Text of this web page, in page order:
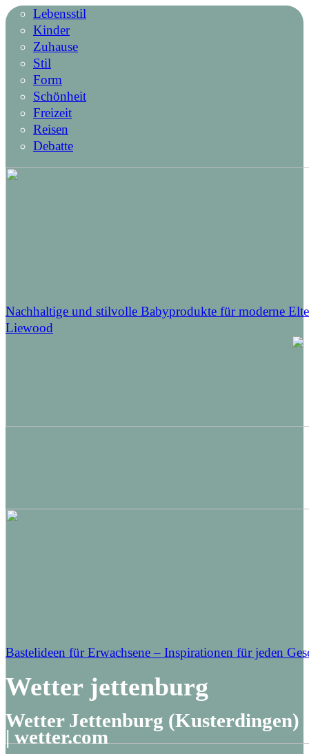
Lebensstil
Kinder
Zuhause
Stil
Form
Schönheit
Freizeit
Reisen
Debatte
Nachhaltige und stilvolle Babyprodukte für moderne
Liewood
Bastelideen für Erwachsene – Inspirationen für jeden
Wetter jettenburg
Wetter Jettenburg (Kusterdingen)
| wetter.com